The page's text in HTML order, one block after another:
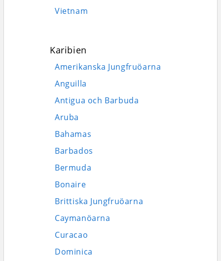
Vietnam
Karibien
Amerikanska Jungfruöarna
Anguilla
Antigua och Barbuda
Aruba
Bahamas
Barbados
Bermuda
Bonaire
Brittiska Jungfruöarna
Caymanöarna
Curacao
Dominica